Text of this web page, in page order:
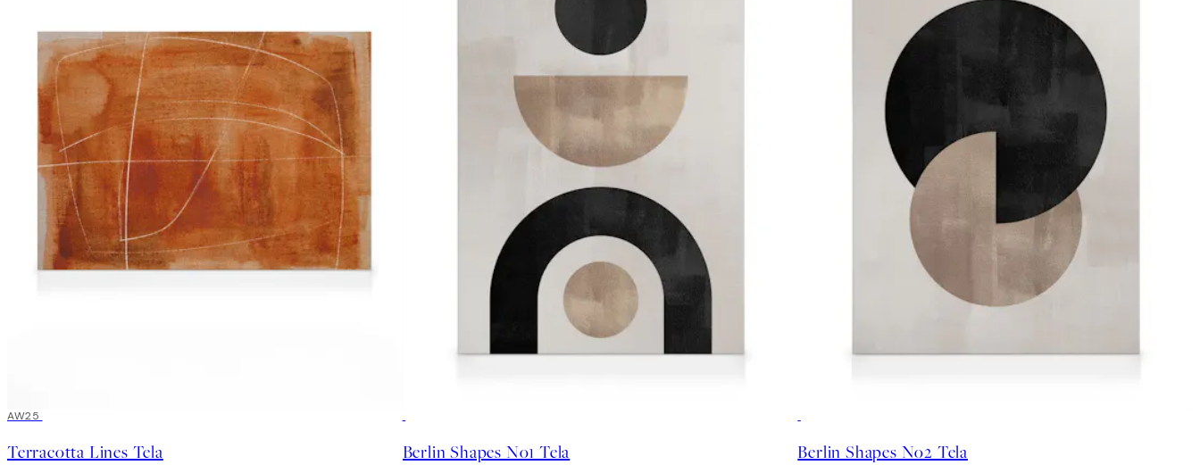
30%*
AW25
Terracotta Lines Tela Berlin Shapes No1 Tela Berlin Shapes No2 Tela